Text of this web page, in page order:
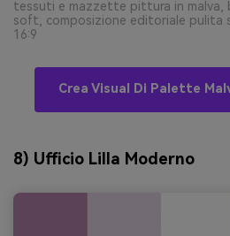
tessuti e mazzette pittura in malva,
soft, composizione editoriale pulita
16:9
Crea Visual Di Palette
8) Ufficio Lilla Moderno